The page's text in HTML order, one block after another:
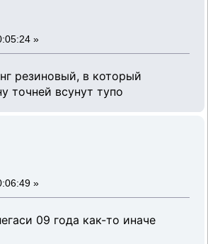
»
резиновый, в который
точней всунут тупо
»
09 года как-то иначе